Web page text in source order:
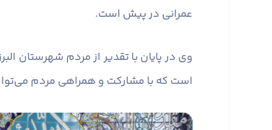
عمرانی در پیش است.
وی در پایان با تقدیر از مردم شهرستان
است که با مشارکت و همراهی مردم